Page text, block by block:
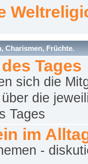
Charismen, Früchte.
Tages
sich die
die
Tages
im
-